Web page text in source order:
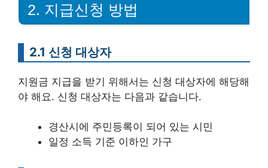
2. 지급신청 방법
2.1 신청 대상자
지원금 지급을 받기 위해서는 신청 대상자에 해당해
야 해요. 신청 대상자는 다음과 같습니다.
경산시에 주민등록이 되어 있는 시민
일정 소득 기준 이하인 가구